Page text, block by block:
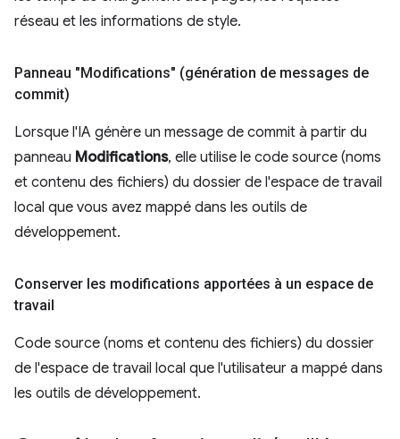
réseau et les informations de style.
Panneau "Modifications" (génération de messages de
commit)
Lorsque l'IA génère un message de commit à partir du
panneau Modifications, elle utilise le code source (noms
et contenu des fichiers) du dossier de l'espace de travail
local que vous avez mappé dans les outils de
développement.
Conserver les modifications apportées à un espace de
travail
Code source (noms et contenu des fichiers) du dossier
de l'espace de travail local que l'utilisateur a mappé dans
les outils de développement.